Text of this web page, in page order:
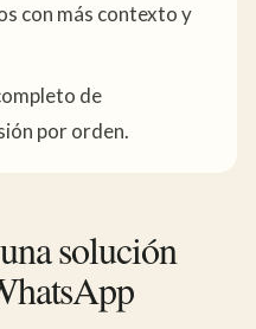
con más contexto y
de
por orden.
solución